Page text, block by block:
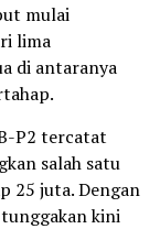
mulai
lima
di antaranya
P2 tercatat
salah satu
25 juta. Dengan
kini